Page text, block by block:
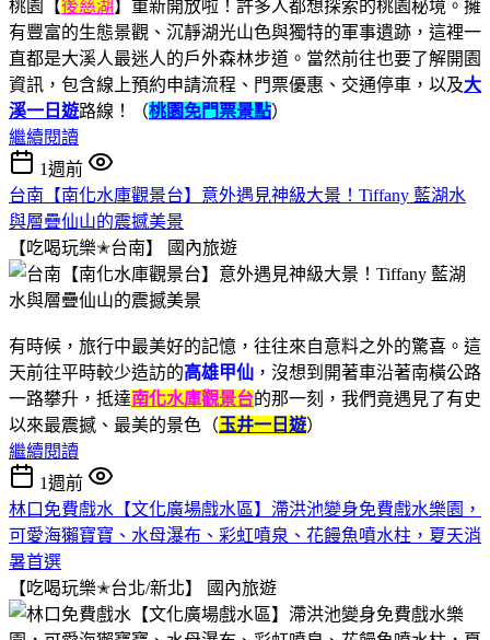
桃園【後慈湖 】重新開放啦！許多人都想探索的桃園秘境。擁
有豐富的生態景觀、沉靜湖光山色與獨特的軍事遺跡，這裡一
直都是大溪人最迷人的戶外森林步道。當然前往也要了解開園
資訊，包含線上預約申請流程、門票優惠、交通停車，以及大
溪一日遊路線！（桃園免門票景點）
繼續閱讀
1週前
台南【南化水庫觀景台】意外遇見神級大景！Tiffany 藍湖水
與層疊仙山的震撼美景
【吃喝玩樂✭台南】
國內旅遊
有時候，旅行中最美好的記憶，往往來自意料之外的驚喜。這
天前往平時較少造訪的高雄甲仙 ，沒想到開著車沿著南橫公路
一路攀升，抵達南化水庫觀景台的那一刻，我們竟遇見了有史
以來最震撼、最美的景色（玉井一日遊）
繼續閱讀
1週前
林口免費戲水【文化廣場戲水區】滯洪池變身免費戲水樂園，
可愛海獺寶寶、水母瀑布、彩虹噴泉、花饅魚噴水柱，夏天消
暑首選
【吃喝玩樂✭台北/新北】
國內旅遊